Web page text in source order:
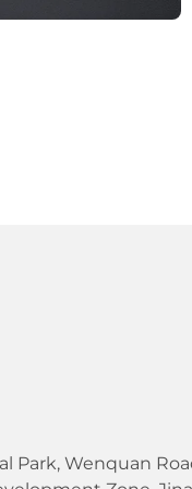
Park, Wenquan